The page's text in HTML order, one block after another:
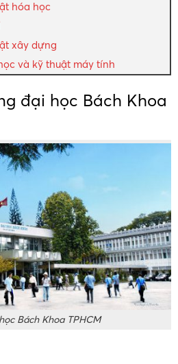
hóa học
xây dựng
và kỹ thuật máy tính
đại học Bách Khoa
Bách Khoa TPHCM